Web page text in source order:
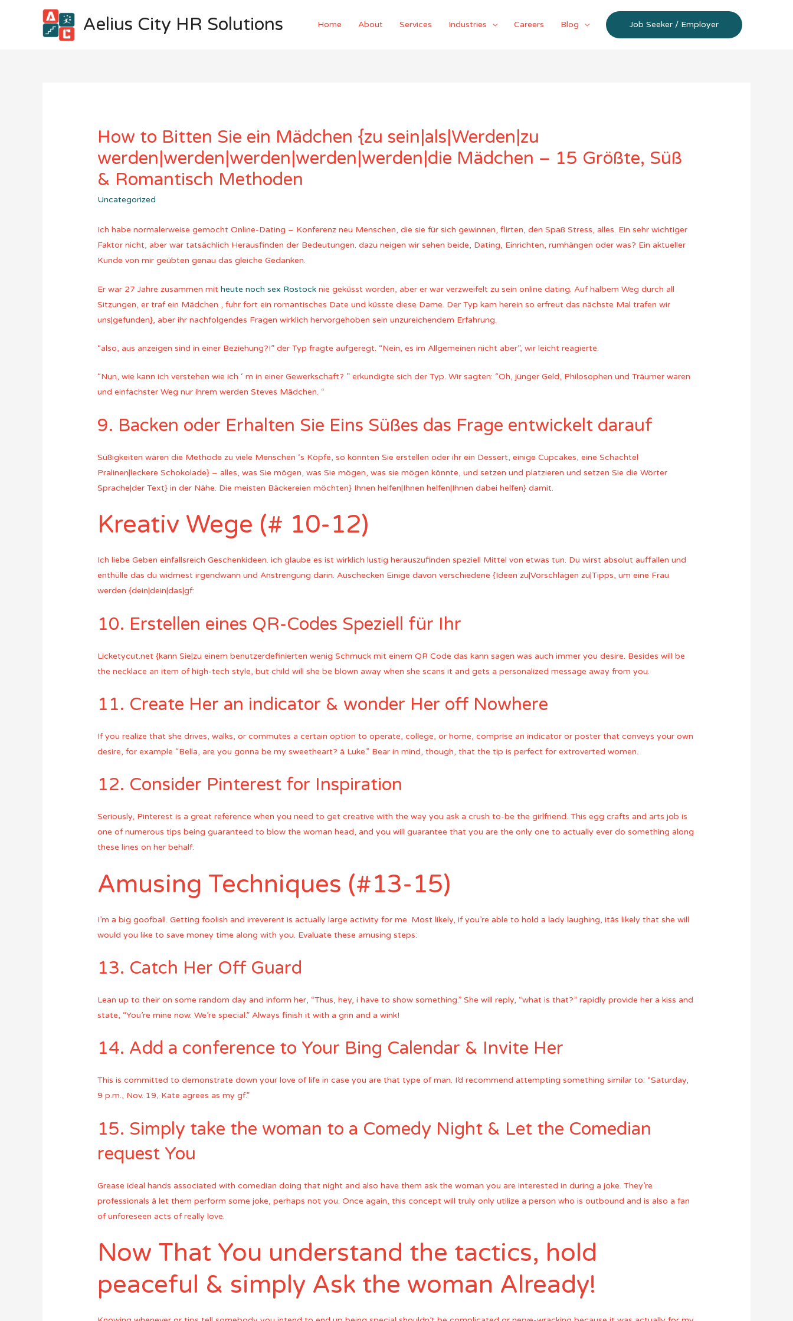
Aelius City HR Solutions Home About Services Industries Careers Blog Job Seeker / Employer
How to Bitten Sie ein Mädchen {zu sein|als|Werden|zu
werden|werden|werden|werden|werden|die Mädchen – 15 Größte, Süß
& Romantisch Methoden
Uncategorized
Ich habe normalerweise gemocht Online-Dating – Konferenz neu Menschen, die sie für sich gewinnen, flirten, den Spaß Stress, alles. Ein sehr wichtiger
Faktor nicht, aber war tatsächlich Herausfinden der Bedeutungen. dazu neigen wir sehen beide, Dating, Einrichten, rumhängen oder was? Ein aktueller
Kunde von mir geübten genau das gleiche Gedanken.
Er war 27 Jahre zusammen mitheute noch sex Rostock nie geküsst worden, aber er war verzweifelt zu sein online dating. Auf halbem Weg durch all
Sitzungen, er traf ein Mädchen , fuhr fort ein romantisches Date und küsste diese Dame. Der Typ kam herein so erfreut das nächste Mal trafen wir
uns|gefunden}, aber ihr nachfolgendes Fragen wirklich hervorgehoben sein unzureichendem Erfahrung.
“also, aus anzeigen sind in einer Beziehung?!” der Typ fragte aufgeregt. “Nein, es im Allgemeinen nicht aber”, wir leicht reagierte.
“Nun, wie kann ich verstehen wie ich ‘ m in einer Gewerkschaft? ” erkundigte sich der Typ. Wir sagten: “Oh, jünger Geld, Philosophen und Träumer waren
und einfachster Weg nur ihrem werden Steves Mädchen. “
9. Backen oder Erhalten Sie Eins Süßes das Frage entwickelt darauf
Süßigkeiten wären die Methode zu viele Menschen ‘s Köpfe, so könnten Sie erstellen oder ihr ein Dessert, einige Cupcakes, eine Schachtel
Pralinen|leckere Schokolade} – alles, was Sie mögen, was Sie mögen, was sie mögen könnte, und setzen und platzieren und setzen Sie die Wörter
Sprache|der Text} in der Nähe. Die meisten Bäckereien möchten} Ihnen helfen|Ihnen helfen|Ihnen dabei helfen} damit.
Kreativ Wege (# 10-12)
Ich liebe Geben einfallsreich Geschenkideen. ich glaube es ist wirklich lustig herauszufinden speziell Mittel von etwas tun. Du wirst absolut auffallen und
enthülle das du widmest irgendwann und Anstrengung darin. Auschecken Einige davon verschiedene {Ideen zu|Vorschlägen zu|Tipps, um eine Frau
werden {dein|dein|das|gf:
10. Erstellen eines QR-Codes Speziell für Ihr
Licketycut.net {kann Sie|zu einem benutzerdefinierten wenig Schmuck mit einem QR Code das kann sagen was auch immer you desire. Besides will be
the necklace an item of high-tech style, but child will she be blown away when she scans it and gets a personalized message away from you.
11. Create Her an indicator & wonder Her off Nowhere
If you realize that she drives, walks, or commutes a certain option to operate, college, or home, comprise an indicator or poster that conveys your own
desire, for example “Bella, are you gonna be my sweetheart? â Luke.” Bear in mind, though, that the tip is perfect for extroverted women.
12. Consider Pinterest for Inspiration
Seriously, Pinterest is a great reference when you need to get creative with the way you ask a crush to-be the girlfriend. This egg crafts and arts job is
one of numerous tips being guaranteed to blow the woman head, and you will guarantee that you are the only one to actually ever do something along
these lines on her behalf.
Amusing Techniques (#13-15)
I’m a big goofball. Getting foolish and irreverent is actually large activity for me. Most likely, if you’re able to hold a lady laughing, itâs likely that she will
would you like to save money time along with you. Evaluate these amusing steps:
13. Catch Her Off Guard
Lean up to their on some random day and inform her, “Thus, hey, i have to show something.” She will reply, “what is that?” rapidly provide her a kiss and
state, “You’re mine now. We’re special.” Always finish it with a grin and a wink!
14. Add a conference to Your Bing Calendar & Invite Her
This is committed to demonstrate down your love of life in case you are that type of man. I’d recommend attempting something similar to: “Saturday,
9 p.m., Nov. 19, Kate agrees as my gf.”
15. Simply take the woman to a Comedy Night & Let the Comedian
request You
Grease ideal hands associated with comedian doing that night and also have them ask the woman you are interested in during a joke. They’re
professionals â let them perform some joke, perhaps not you. Once again, this concept will truly only utilize a person who is outbound and is also a fan
of unforeseen acts of really love.
Now That You understand the tactics, hold
peaceful & simply Ask the woman Already!